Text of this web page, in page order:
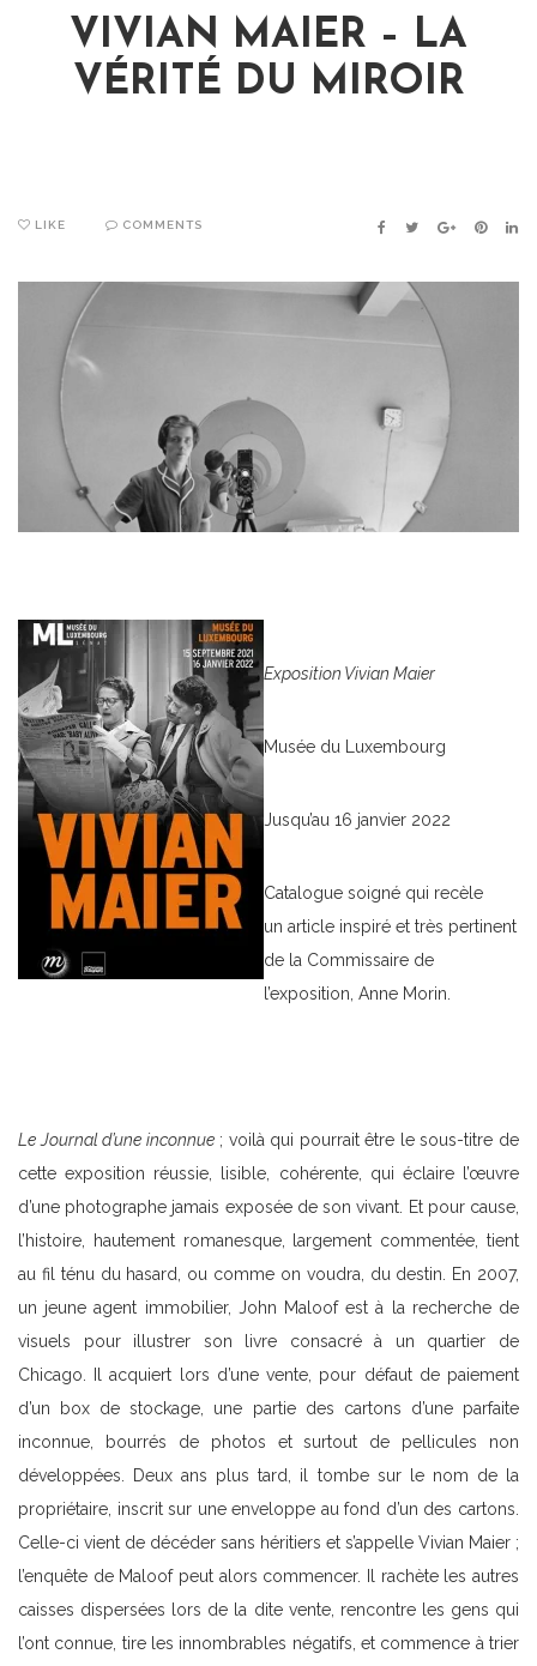
VIVIAN MAIER – LA
VÉRITÉ DU MIROIR
LIKE COMMENTS FACEBOOK
TWITTER
GOOGLE+
Exposition Vivian Maier
Musée du Luxembourg
Jusqu’au 16 janvier 2022
Catalogue soigné qui recèle
un article inspiré et très pertinent
de la Commissaire de
l’exposition, Anne Morin.
Le Journal d’une inconnue; voilà qui pourrait être le sous-titre de
cette exposition réussie, lisible, cohérente, qui éclaire l’œuvre
d’une photographe jamais exposée de son vivant. Et pour cause,
l’histoire, hautement romanesque, largement commentée, tient
au fil ténu du hasard, ou comme on voudra, du destin. En 2007,
un jeune agent immobilier, John Maloof est à la recherche de
visuels pour illustrer son livre consacré à un quartier de
Chicago. Il acquiert lors d’une vente, pour défaut de paiement
d’un box de stockage, une partie des cartons d’une parfaite
inconnue, bourrés de photos et surtout de pellicules non
développées. Deux ans plus tard, il tombe sur le nom de la
propriétaire, inscrit sur une enveloppe au fond d’un des cartons.
Celle-ci vient de décéder sans héritiers et s’appelle Vivian Maier ;
l’enquête de Maloof peut alors commencer. Il rachète les autres
caisses dispersées lors de la dite vente, rencontre les gens qui
l’ont connue, tire les innombrables négatifs, et commence à trier